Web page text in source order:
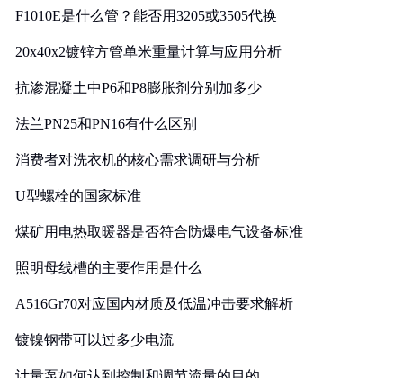
F1010E是什么管？能否用3205或3505代换
20x40x2镀锌方管单米重量计算与应用分析
抗渗混凝土中P6和P8膨胀剂分别加多少
法兰PN25和PN16有什么区别
消费者对洗衣机的核心需求调研与分析
U型螺栓的国家标准
煤矿用电热取暖器是否符合防爆电气设备标准
照明母线槽的主要作用是什么
A516Gr70对应国内材质及低温冲击要求解析
镀镍钢带可以过多少电流